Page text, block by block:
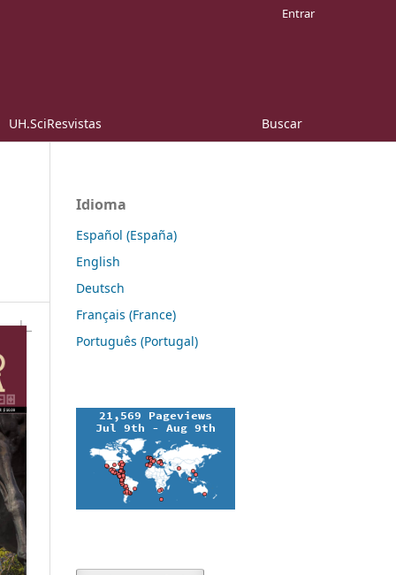
UH.SciResvistas Buscar
Entrar
Idioma
Español (España)
English
Deutsch
Français (France)
Português (Portugal)